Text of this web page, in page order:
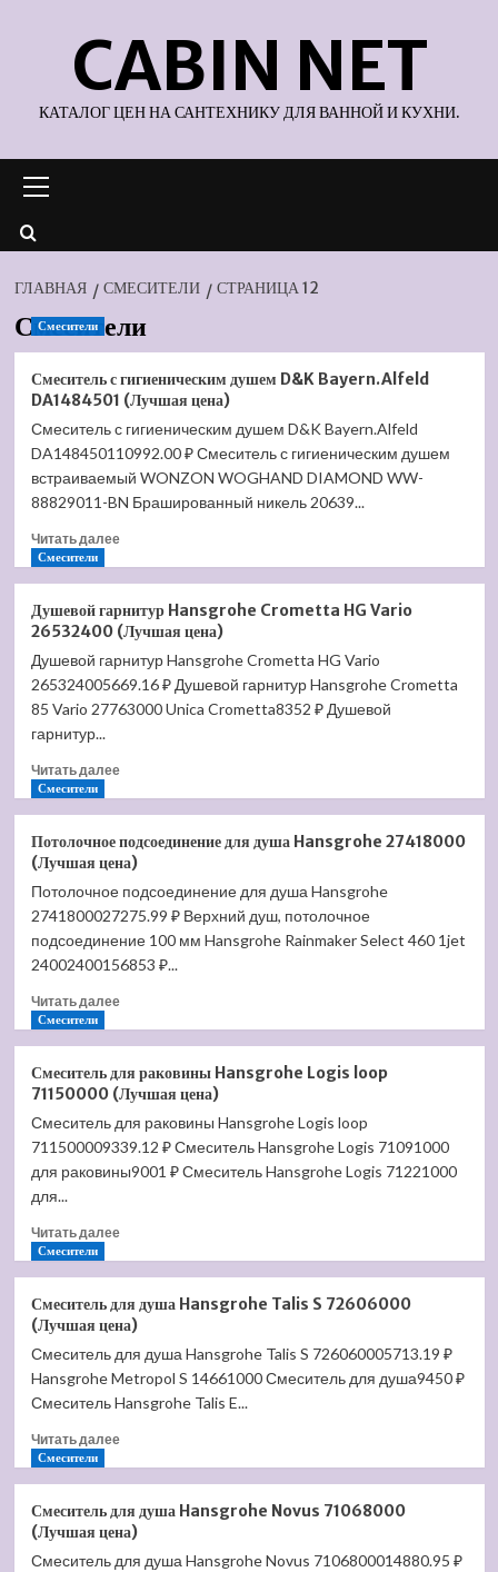
содержимомуCABIN NET
КАТАЛОГ ЦЕН НА САНТЕХНИКУ ДЛЯ ВАННОЙ И КУХНИ.
меню
ГЛАВНАЯ СМЕСИТЕЛИ СТРАНИЦА 12
Смесители
Смесители
Смеситель с гигиеническим душем D&K Bayern.Alfeld
DA1484501 (Лучшая цена)
Смеситель с гигиеническим душем D&K Bayern.Alfeld
DA148450110992.00 ₽ Смеситель с гигиеническим душем
встраиваемый WONZON WOGHAND DIAMOND WW-
88829011-BN Брашированный никель 20639...
Читать далееПрочитать
с
гигиеническим
душем
D&K
Bayern.Alfeld
цена)
Смесители
Душевой гарнитур Hansgrohe Crometta HG Vario
26532400 (Лучшая цена)
Душевой гарнитур Hansgrohe Crometta HG Vario
265324005669.16 ₽ Душевой гарнитур Hansgrohe Crometta
85 Vario 27763000 Unica Crometta8352 ₽ Душевой
гарнитур...
Читать далееПрочитать
гарнитур
Hansgrohe
Crometta
HG
Vario
26532400
цена)
Смесители
Потолочное подсоединение для душа Hansgrohe 27418000
(Лучшая цена)
Потолочное подсоединение для душа Hansgrohe
2741800027275.99 ₽ Верхний душ, потолочное
подсоединение 100 мм Hansgrohe Rainmaker Select 460 1jet
24002400156853 ₽...
Читать далееПрочитать
подсоединение
для
душа
Hansgrohe
27418000
Смесители
Смеситель для раковины Hansgrohe Logis loop
71150000 (Лучшая цена)
Смеситель для раковины Hansgrohe Logis loop
711500009339.12 ₽ Смеситель Hansgrohe Logis 71091000
для раковины9001 ₽ Смеситель Hansgrohe Logis 71221000
для...
Читать далееПрочитать
для
раковины
Hansgrohe
Logis
loop
(Лучшая
Смесители
Смеситель для душа Hansgrohe Talis S 72606000
(Лучшая цена)
Смеситель для душа Hansgrohe Talis S 726060005713.19 ₽
Hansgrohe Metropol S 14661000 Смеситель для душа9450 ₽
Смеситель Hansgrohe Talis E...
Читать далееПрочитать
для
душа
Hansgrohe
Смесители
Смеситель для душа Hansgrohe Novus 71068000
(Лучшая цена)
Смеситель для душа Hansgrohe Novus 7106800014880.95 ₽